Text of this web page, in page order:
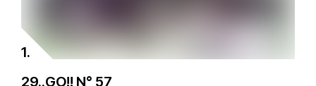
29..GO!! N° 57